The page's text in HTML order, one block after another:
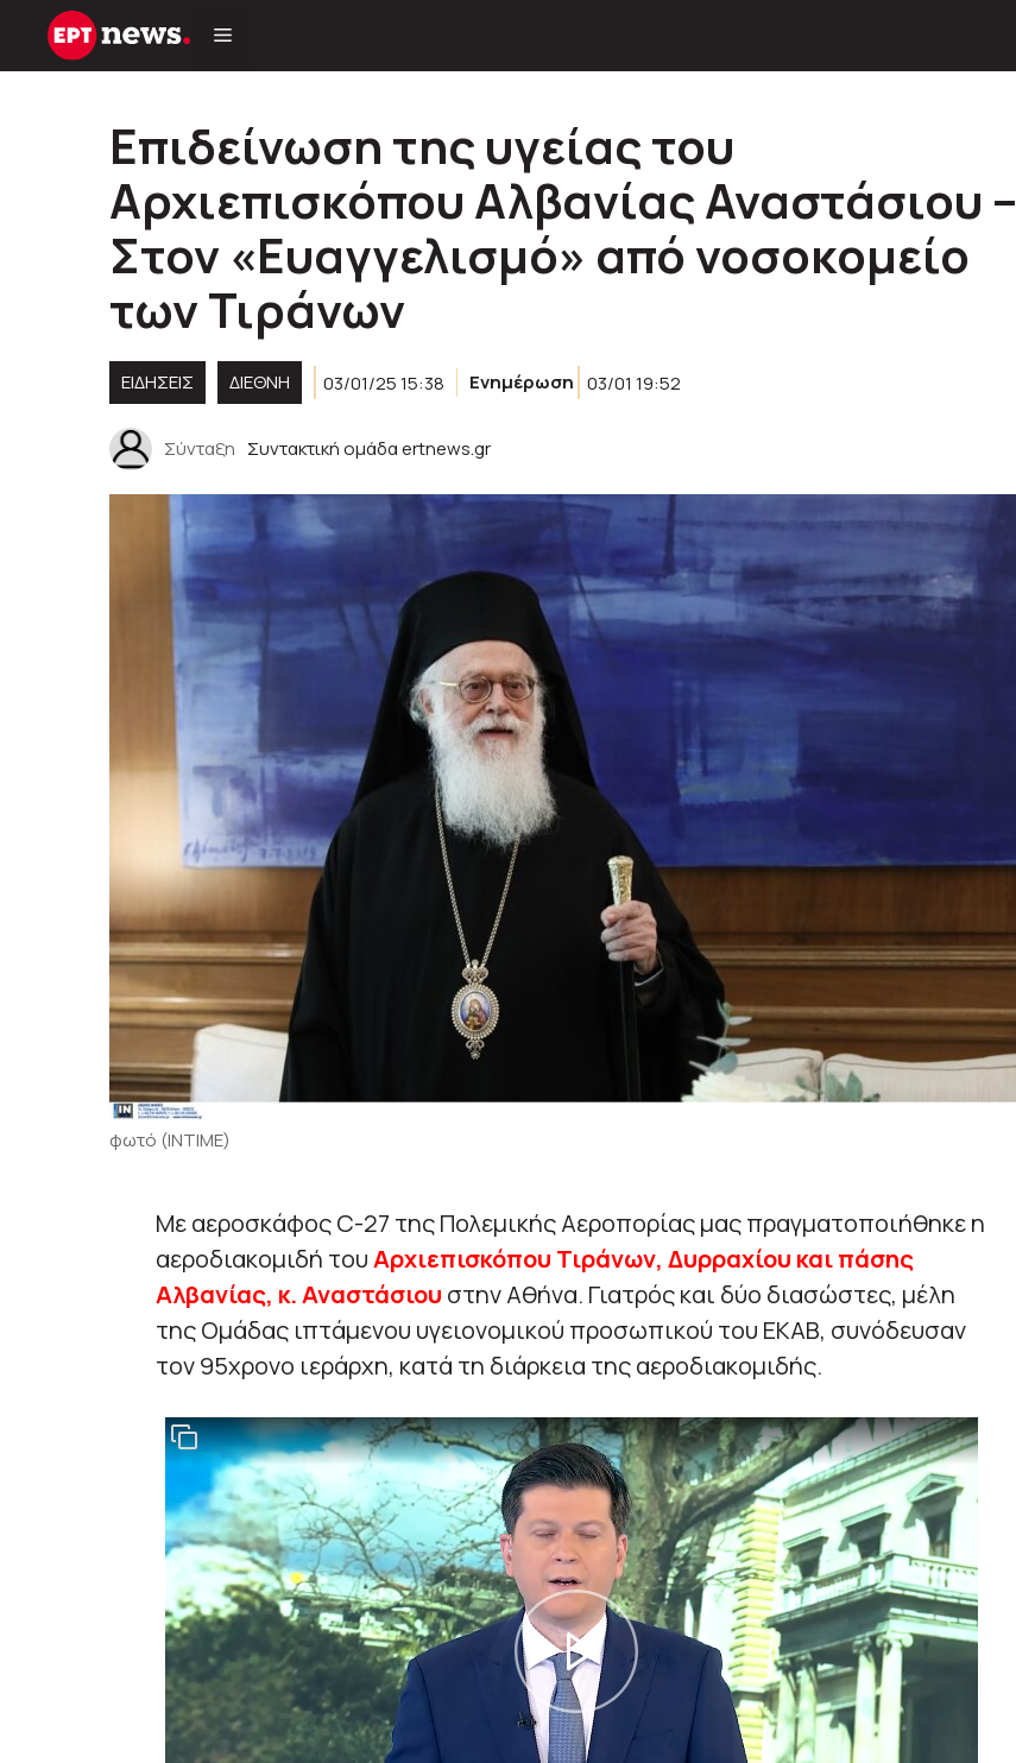
Μετάβαση
Eπιδείνωση της υγείας του
Αρχιεπισκόπου Αλβανίας Αναστάσιου –
Στον «Ευαγγελισμό» από νοσοκομείο
των Τιράνων
ΕΙΔΗΣΕΙΣ ΔΙΕΘΝΗ 03/01/25 15:38 Ενημέρωση 03/01 19:52
Σύνταξη Συντακτική ομάδα ertnews.gr
φωτό (ΙΝΤΙΜΕ)
Με αεροσκάφος C-27 της Πολεμικής Αεροπορίας μας πραγματοποιήθηκε η
αεροδιακομιδή τουΑρχιεπισκόπου Τιράνων, Δυρραχίου και πάσης
Αλβανίας, κ. Αναστάσιου στην Αθήνα. Γιατρός και δύο διασώστες, μέλη
της Ομάδας ιπτάμενου υγειονομικού προσωπικού του ΕΚΑΒ, συνόδευσαν
τον 95χρονο ιεράρχη, κατά τη διάρκεια της αεροδιακομιδής.